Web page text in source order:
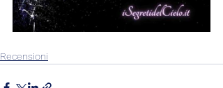
Recensioni